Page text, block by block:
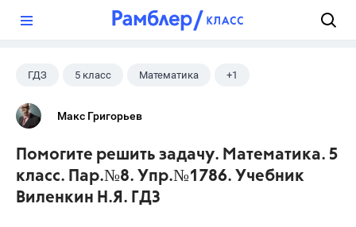
ГДЗ 5 класс Математика +1
Виленкин Н.Я.
Макс Григорьев
Помогите решить задачу. Математика. 5
класс. Пар.№8. Упр.№1786. Учебник
Виленкин Н.Я. ГДЗ